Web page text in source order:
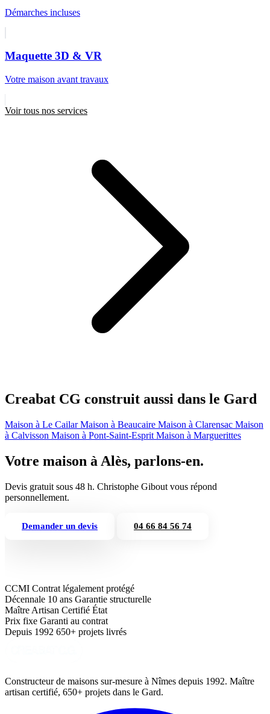
Démarches incluses
Maquette 3D & VR
Votre maison avant travaux
Voir tous nos services
Creabat CG construit aussi dans le Gard
Maison à Le CailarMaison à Beaucaire Maison à Clarensac Maison
à Calvisson Maison à Pont-Saint-Esprit Maison à Marguerittes
Votre maison à Alès, parlons-en.
Devis gratuit sous 48 h. Christophe Gibout vous répond
personnellement.
Demander un devis 04 66 84 56 74
CCMI Contrat légalement protégé
Décennale 10 ans Garantie structurelle
Maître Artisan Certifié État
Prix fixe Garanti au contrat
Depuis 1992 650+ projets livrés
Constructeur de maisons sur-mesure à Nîmes depuis 1992. Maître
artisan certifié, 650+ projets dans le Gard.